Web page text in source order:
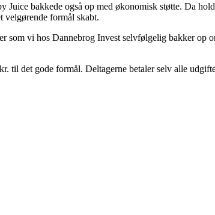
bakkede også op med økonomisk støtte. Da
velgørende formål skabt.
vi hos Dannebrog Invest selvfølgelig bakker op
til det gode formål. Deltagerne betaler selv alle